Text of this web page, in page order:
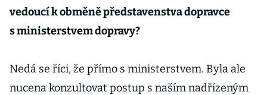
vedoucí k obměně představenstva dopravce
s ministerstvem dopravy?
Nedá se říci, že přímo s ministerstvem. Byla ale
nucena konzultovat postup s naším nadřízeným